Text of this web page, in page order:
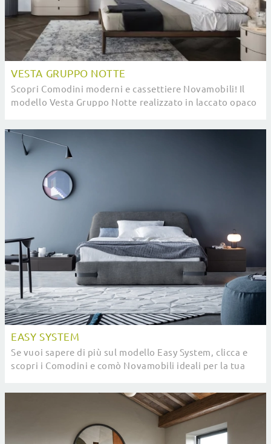
VESTA GRUPPO NOTTE
Scopri Comodini moderni e cassettiere Novamobili! Il
modello Vesta Gruppo Notte realizzato in laccato opaco
EASY SYSTEM
Se vuoi sapere di più sul modello Easy System, clicca e
scopri i Comodini e comò Novamobili ideali per la tua